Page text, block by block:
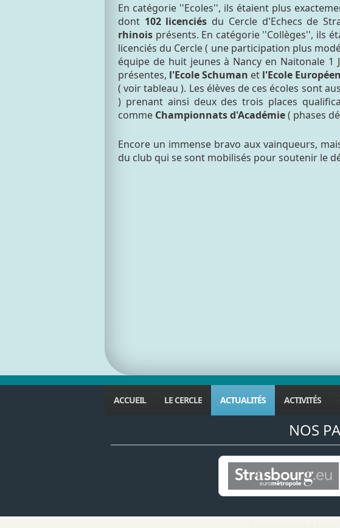
En catégorie ''Ecoles'', ils étaient plus
dont 102 licenciés du Cercle d'Echecs de
rhinois présents. En catégorie ''Collèges'', ils
licenciés du Cercle ( une participation plus
équipe de huit jeunes à Nancy en Naitonale 1
présentes, l'Ecole Schuman et l'Ecole
( voir tableau ). Les élèves de ces écoles sont
) prenant ainsi deux des trois places
comme Championnats d'Académie( phases
Encore un immense bravo aux vainqueurs,
du club qui se sont mobilisés pour soutenir le
ACCUEIL LE CERCLE ACTUALITÉS ACTIVITÉS
NOS